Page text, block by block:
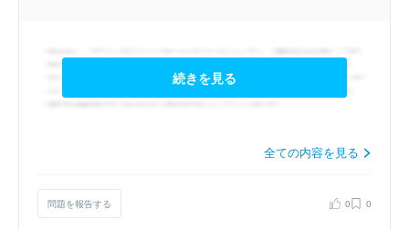
続きを見る
全ての内容を見る
問題を報告する 0 0